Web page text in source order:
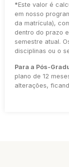
*Este valor é
em nosso
da matrícula),
dentro do prazo
semestre atual.
disciplinas ou o
Para a Pós-
plano de 12
alterações,